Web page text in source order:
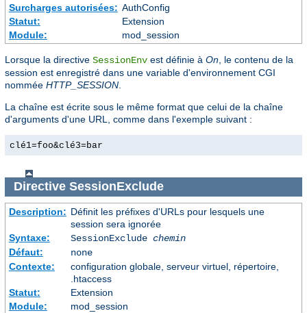
Surcharges autorisées: AuthConfig
Statut:
Extension
Module:
mod_session
Lorsque la directive SessionEnv est définie à On , le contenu de la
session est enregistré dans une variable d'environnement CGI
nommée HTTP_SESSION
La chaîne est écrite sous le même format que celui de la chaîne
d'arguments d'une URL, comme dans l'exemple suivant :
clé1=foo&clé3=bar
Directive SessionExclude
Description: Définit les préfixes d'URLs pour lesquels une
session sera ignorée
Syntaxe:
SessionExclude chemin
Défaut:
none
Contexte:
configuration globale, serveur virtuel, répertoire,
.htaccess
Statut:
Extension
Module:
mod_session